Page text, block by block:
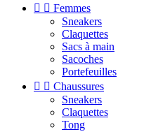
  Femmes
Sneakers
Claquettes
Sacs à main
Sacoches
Portefeuilles
  Chaussures
Sneakers
Claquettes
Tong